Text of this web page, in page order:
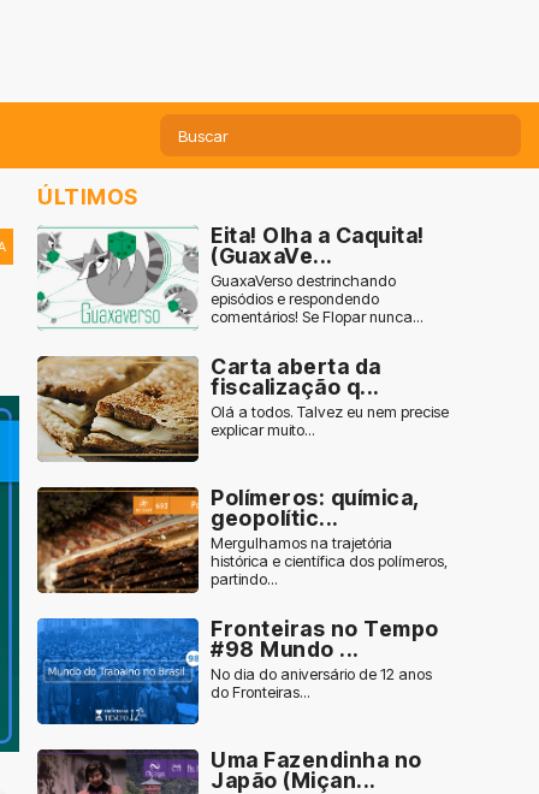
ÚLTIMOS
Eita! Olha a Caquita!
(GuaxaVe...
GuaxaVerso destrinchando
episódios e respondendo
comentários! Se Flopar nunca...
Carta aberta da
fiscalização q...
Olá a todos. Talvez eu nem precise
explicar muito...
Polímeros: química,
geopolític...
Mergulhamos na trajetória
histórica e científica dos polímeros,
partindo...
Fronteiras no Tempo
#98 Mundo ...
No dia do aniversário de 12 anos
do Fronteiras...
Uma Fazendinha no
Japão (Miçan...